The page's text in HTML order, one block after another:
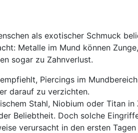
als exotischer Schmuck
Metalle im Mund können
sogar zu Zahnverlust.
Piercings im
darauf zu verzichten.
Stahl, Niobium oder Titan in
Beliebtheit. Doch solche
verursacht in den ersten